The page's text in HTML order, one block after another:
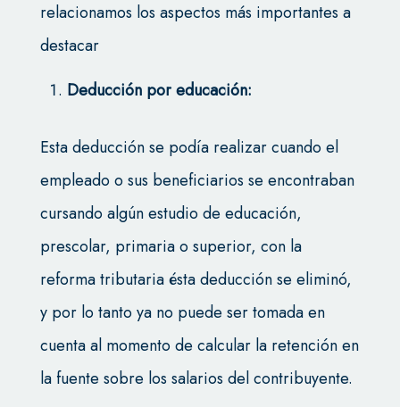
relacionamos los aspectos más importantes a
destacar
Deducción por educación:
Esta deducción se podía realizar cuando el
empleado o sus beneficiarios se encontraban
cursando algún estudio de educación,
prescolar, primaria o superior, con la
reforma tributaria ésta deducción se eliminó,
y por lo tanto ya no puede ser tomada en
cuenta al momento de calcular la retención en
la fuente sobre los salarios del contribuyente.